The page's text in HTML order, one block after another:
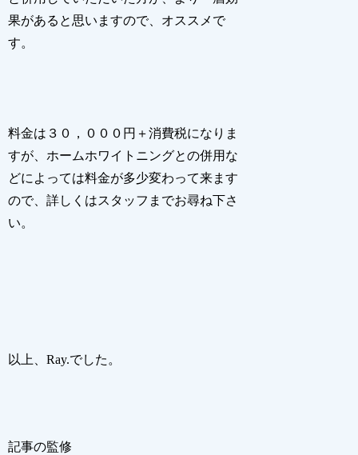
果があると思いますので、オススメで
す。
料金は３０，０００円＋消費税になりま
すが、ホームホワイトニングとの併用な
どによっては料金が多少変わって来ます
ので、詳しくはスタッフまでお尋ね下さ
い。
以上、Ray.でした。
記事の監修